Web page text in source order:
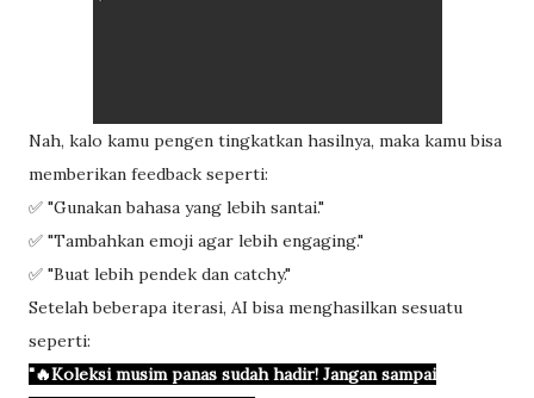
Nah, kalo kamu pengen tingkatkan hasilnya, maka kamu bisa
memberikan feedback seperti:
✅ "Gunakan bahasa yang lebih santai."
✅ "Tambahkan emoji agar lebih engaging."
✅ "Buat lebih pendek dan catchy."
Setelah beberapa iterasi, AI bisa menghasilkan sesuatu
seperti:
"🔥Koleksi musim panas sudah hadir! Jangan sampai